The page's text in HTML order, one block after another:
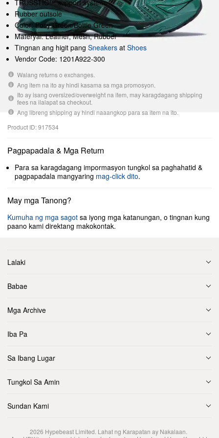
TRUSSTIC™ support system
Rubber outsole
Color: Posy Green/Bottle Green
Materyal: Leather, Mesh, Rubber
Tingnan ang higit pang Sneakers at Shoes
Vendor Code: 1201A922-300
Walang returns o exchanges.
Ang item na ito ay hindi kasama sa mga promosyon.
Ito ay isang oversized/overweight na item, may karagdagang shipping
fees na ilalapat sa checkout.
Ang libreng shipping ay hindi naaangkop para sa item na ito.
Product ID: 917534
Pagpapadala & Mga Return
Para sa karagdagang impormasyon tungkol sa paghahatid &
pagpapadala mangyaring mag-click dito.
May mga Tanong?
Kumuha ng mga sagot sa iyong mga katanungan, o tingnan kung
paano kami direktang makokontak.
Lalaki
Babae
Mga Archive
Iba Pa
Sa Ibang Lugar
Tungkol Sa Amin
Sundan Kami
2026 Hypebeast Limited. Lahat ng Karapatan ay Nakalaan.